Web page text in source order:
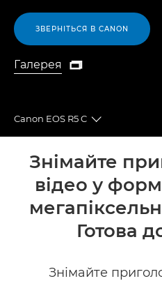
ЗВЕРНІТЬСЯ В CANON
Галерея
Галерея

Canon EOS R5 C
Toggle
Огляд
Технічні характеристики
Знімайте
відео у
Готова
Знімайте